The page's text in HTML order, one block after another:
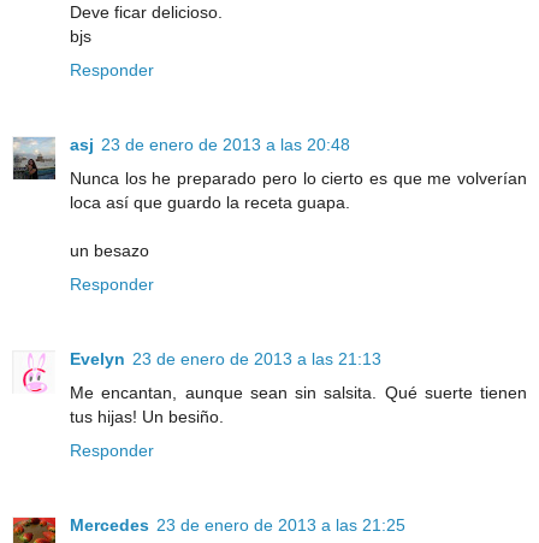
Deve ficar delicioso.
bjs
Responder
asj 23 de enero de 2013 a las 20:48
Nunca los he preparado pero lo cierto es que me volverían
loca así que guardo la receta guapa.
un besazo
Responder
Evelyn 23 de enero de 2013 a las 21:13
Me encantan, aunque sean sin salsita. Qué suerte tienen
tus hijas! Un besiño.
Responder
Mercedes 23 de enero de 2013 a las 21:25